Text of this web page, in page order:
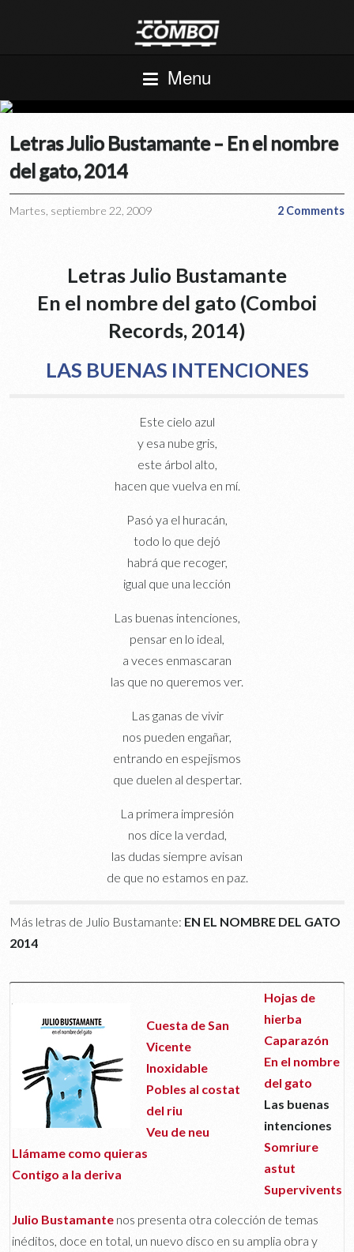
Menu
Letras Julio Bustamante – En el nombre
del gato, 2014
Martes, septiembre 22, 2009 2 Comments
Letras Julio Bustamante
En el nombre del gato (Comboi
Records, 2014)
LAS BUENAS INTENCIONES
Este cielo azul
y esa nube gris,
este árbol alto,
hacen que vuelva en mí.
Pasó ya el huracán,
todo lo que dejó
habrá que recoger,
igual que una lección
Las buenas intenciones,
pensar en lo ideal,
a veces enmascaran
las que no queremos ver.
Las ganas de vivir
nos pueden engañar,
entrando en espejismos
que duelen al despertar.
La primera impresión
nos dice la verdad,
las dudas siempre avisan
de que no estamos en paz.
Más letras de Julio Bustamante: EN EL NOMBRE DEL GATO
2014
Cuesta de San
Vicente
Inoxidable
Pobles al costat
del riu
Veu de neu
Llámame como quieras
Contigo a la deriva
Hojas de
hierba
Caparazón
En el nombre
del gato
Las buenas
intenciones
Somriure
astut
Supervivents
Julio Bustamante nos presenta otra colección de temas
inéditos, doce en total, un nuevo disco en su amplia obra y